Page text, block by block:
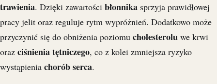
trawienia. Dzięki zawartości błonnika sprzyja prawidłowej
pracy jelit oraz reguluje rytm wypróżnień. Dodatkowo może
przyczynić się do obniżenia poziomu cholesterolu we krwi
oraz ciśnienia tętniczego, co z kolei zmniejsza ryzyko
wystąpienia chorób serca.